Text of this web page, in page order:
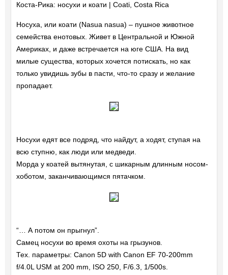
Коста-Рика: носухи и коати | Coati, Costa Rica
Носуха, или коати (Nasua nasua) – пушное животное
семейства енотовых. Живет в Центральной и Южной
Америках, и даже встречается на юге США. На вид
милые существа, которых хочется потискать, но как
только увидишь зубы в пасти, что-то сразу и желание
пропадает.
Носухи едят все подряд, что найдут, а ходят, ступая на
всю ступню, как люди или медведи.
Морда у коатей вытянутая, с шикарным длинным носом-
хоботом, заканчивающимся пятачком.
“… А потом он прыгнул”.
Самец носухи во время охоты на грызунов.
Тех. параметры: Canon 5D with Canon EF 70-200mm
f/4.0L USM at 200 mm, ISO 250, F/6.3, 1/500s.